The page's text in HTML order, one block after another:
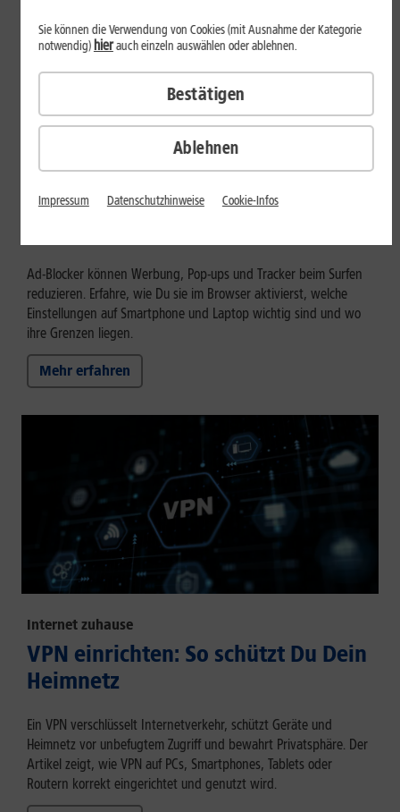
Internet zuhause
Ad-Blocker aktivieren: Werbung
Ad-Blocker können Werbung, Pop-ups und Tracker beim Surfen
reduzieren. Erfahre, wie Du sie im Browser aktivierst, welche
Einstellungen auf Smartphone und Laptop wichtig sind und wo
ihre Grenzen liegen.
Mehr erfahren
Internet zuhause
VPN einrichten: So schützt Du Dein
Heimnetz
Ein VPN verschlüsselt Internetverkehr, schützt Geräte und
Heimnetz vor unbefugtem Zugriff und bewahrt Privatsphäre. Der
Artikel zeigt, wie VPN auf PCs, Smartphones, Tablets oder
Routern korrekt eingerichtet und genutzt wird.
Ablehnen
Sie können die Verwendung von Cookies (mit Ausnahme der Kategorie
notwendig) hierauch einzeln auswählen oder ablehnen.
Bestätigen
Impressum Datenschutzhinweise Cookie-Infos